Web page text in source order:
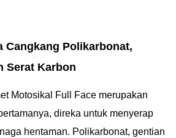
Cangkang Polikarbonat,
Serat Karbon
Motosikal Full Face merupakan
direka untuk menyerap
hentaman. Polikarbonat, gentian